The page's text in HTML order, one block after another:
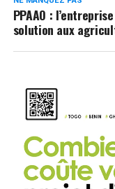
PPAAO :
solution aux